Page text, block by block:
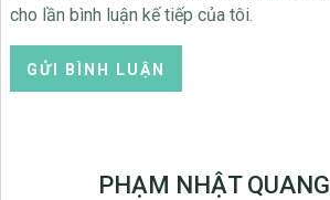
cho lần bình luận kế tiếp của tôi.
PHẠM NHẬT QUANG